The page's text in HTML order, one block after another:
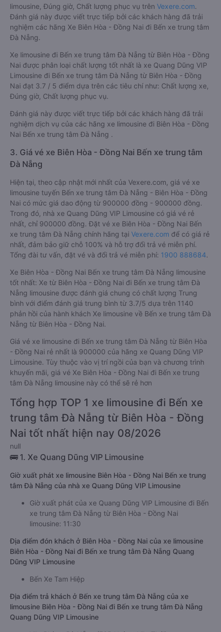
limousine, Đúng giờ, Chất lượng phục vụ trên Vexere.com.
Đánh giá này được viết trực tiếp bởi các khách hàng đã trải
nghiệm các hãng Xe Biên Hòa - Đồng Nai đi Bến xe trung tâm
Đà Nẵng.
Xe limousine đi Bến xe trung tâm Đà Nẵng từ Biên Hòa - Đồng
Nai được phân loại chất lượng tốt nhất là xe Quang Dũng VIP
Limousine đi Bến xe trung tâm Đà Nẵng từ Biên Hòa - Đồng
Nai đạt 3.7 / 5 điểm dựa trên các tiêu chí như: Chất lượng xe,
Đúng giờ, Chất lượng phục vụ.
Đánh giá này được viết trực tiếp bởi các khách hàng đã trải
nghiệm dịch vụ của các hãng xe limousine đi Biên Hòa - Đồng
Nai Bến xe trung tâm Đà Nẵng .
3. Giá vé xe Biên Hòa - Đồng Nai Bến xe trung tâm
Đà Nẵng
Hiện tại, theo cập nhật mới nhất của Vexere.com, giá vé xe
limousine tuyến Bến xe trung tâm Đà Nẵng - Biên Hòa - Đồng
Nai có mức giá dao động từ 900000 đồng - 900000 đồng.
Trong đó, nhà xe Quang Dũng VIP Limousine có giá vé rẻ
nhất, chỉ 900000 đồng. Đặt vé xe Biên Hòa - Đồng Nai Bến
xe trung tâm Đà Nẵng chính hãng tại Vexere.com để có giá rẻ
nhất, đảm bảo giữ chỗ 100% và hỗ trợ đổi trả vé miễn phí.
Tổng đài tư vấn, đặt vé và đổi trả vé miễn phí: 1900 888684.
Xe Biên Hòa - Đồng Nai Bến xe trung tâm Đà Nẵng limousine
tốt nhất: Xe từ Biên Hòa - Đồng Nai đi Bến xe trung tâm Đà
Nẵng limousine được đánh giá chung có chất lượng Trung
bình với điểm đánh giá trung bình từ 3.7/5 dựa trên 1140
phản hồi của hành khách Xe limousine về Bến xe trung tâm Đà
Nẵng từ Biên Hòa - Đồng Nai.
Giá vé xe limousine đi Bến xe trung tâm Đà Nẵng từ Biên Hòa
- Đồng Nai rẻ nhất là 900000 của hãng xe Quang Dũng VIP
Limousine. Tùy thuộc vào vị trí ngồi của bạn và chương trình
khuyến mãi, giá vé Xe Biên Hòa - Đồng Nai đi Bến xe trung
tâm Đà Nẵng limousine này có thể sẽ rẻ hơn
Tổng hợp TOP 1 xe limousine đi Bến xe
trung tâm Đà Nẵng từ Biên Hòa - Đồng
Nai tốt nhất hiện nay 08/2026
null
🚌 1. Xe Quang Dũng VIP Limousine
Giờ xuất phát xe limousine Biên Hòa - Đồng Nai Bến xe trung
tâm Đà Nẵng của nhà xe Quang Dũng VIP Limousine
Giờ xuất phát của xe Quang Dũng VIP Limousine đi Bến
xe trung tâm Đà Nẵng từ Biên Hòa - Đồng Nai
limousine: 11:30
Địa điểm đón khách ở Biên Hòa - Đồng Nai của xe limousine
Biên Hòa - Đồng Nai đi Bến xe trung tâm Đà Nẵng Quang
Dũng VIP Limousine
Bến Xe Tam Hiệp
Địa điểm trả khách ở Bến xe trung tâm Đà Nẵng của xe
limousine Biên Hòa - Đồng Nai đi Bến xe trung tâm Đà Nẵng
Quang Dũng VIP Limousine